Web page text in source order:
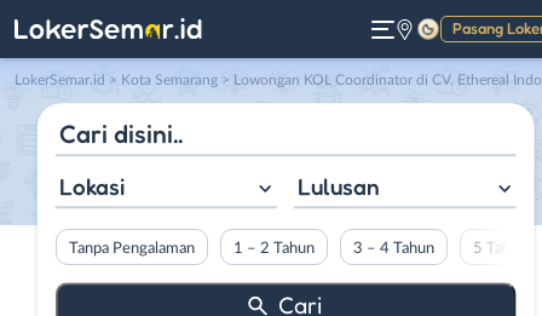
Pasang
Gelap
LokerSemar.id > Kota Semarang > Lowongan KOL Coordinator di CV. Ethereal Indonesia
Lokasi Lulusan
Tanpa Pengalaman 1 – 2 Tahun 3 – 4 Tahun 5 Tahun